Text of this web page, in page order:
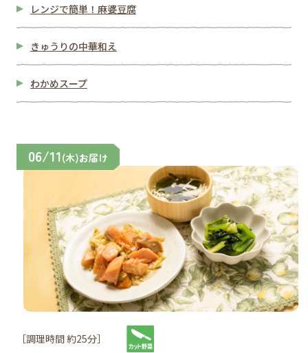
レンジで簡単！麻婆豆腐
きゅうりの中華和え
わかめスープ
06/11(木)お届け
［調理時間 約25分］